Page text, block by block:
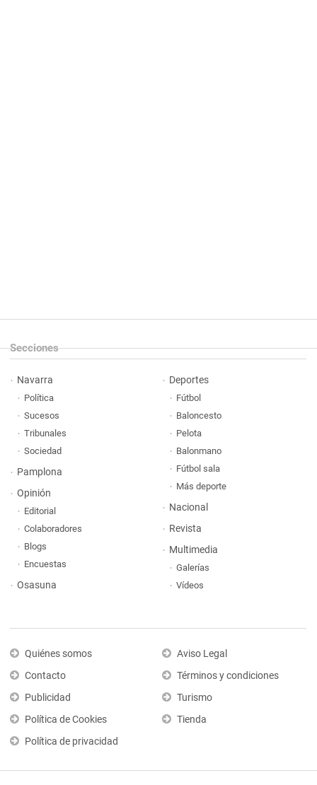
Secciones
Navarra
Política
Sucesos
Tribunales
Sociedad
Pamplona
Opinión
Editorial
Colaboradores
Blogs
Encuestas
Osasuna
Deportes
Fútbol
Baloncesto
Pelota
Balonmano
Fútbol sala
Más deporte
Nacional
Revista
Multimedia
Galerías
Vídeos
Quiénes somos
Contacto
Publicidad
Política de Cookies
Política de privacidad
Aviso Legal
Términos y condiciones
Turismo
Tienda